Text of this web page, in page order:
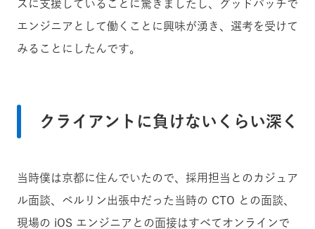
スに支援していることに驚きましたし、グッドパッチで
エンジニアとして働くことに興味が湧き、選考を受けて
みることにしたんです。
クライアントに負けないくらい深く
当時僕は京都に住んでいたので、採用担当とのカジュア
ル面談、ベルリン出張中だった当時の CTO との面談、
現場の iOS エンジニアとの面接はすべてオンラインで